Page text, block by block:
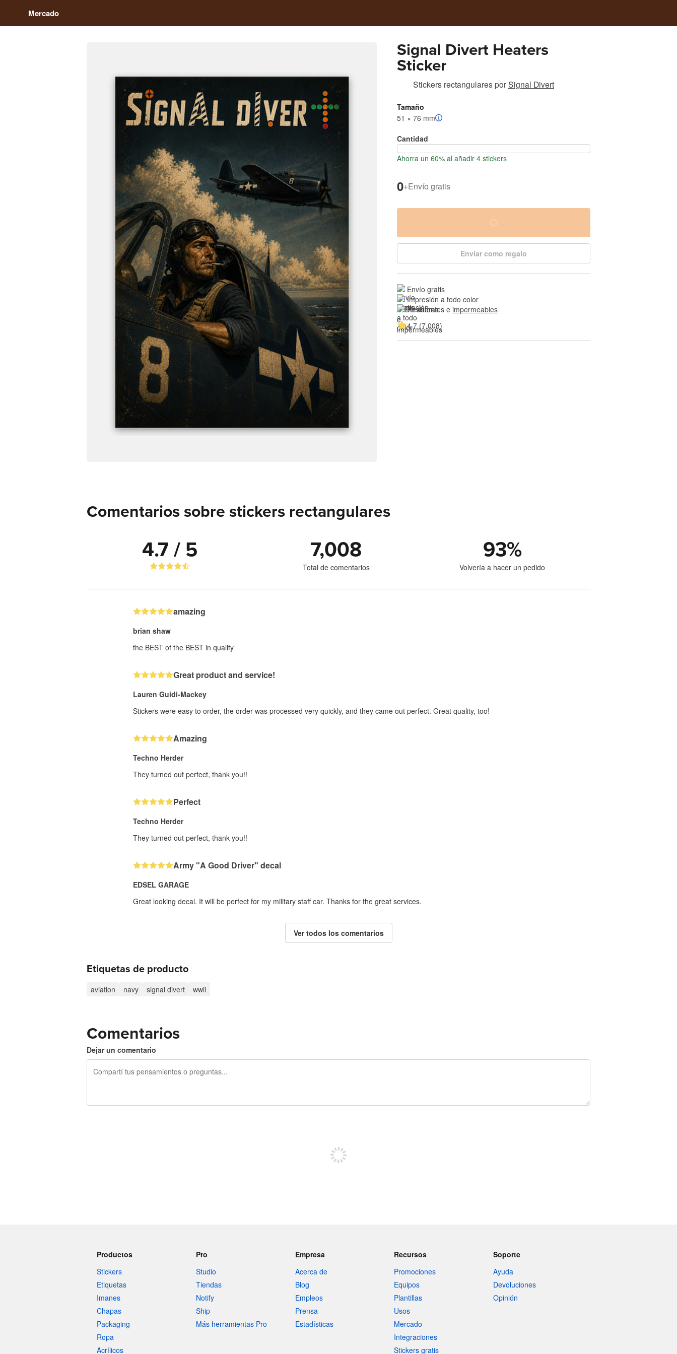
Mercado
Signal Divert Heaters
Sticker
Stickers rectangularesporSignal Divert
Tamaño
51 × 76 mm
Cantidad
Ahorra un 60% al añadir 4 stickers
0+Envío gratis
Enviar como regalo
Envío gratis
Impresión a todo color
Resistentes e impermeables
4.7 (7,008)
Comentarios sobre stickers rectangulares
4.7 / 5 7,008
Total de comentarios
93%
Volvería a hacer un pedido
amazing
brian shaw
the BEST of the BEST in quality
Great product and service!
Lauren Guidi-Mackey
Stickers were easy to order, the order was processed very quickly, and they came out perfect. Great quality, too!
Amazing
Techno Herder
They turned out perfect, thank you!!
Perfect
Techno Herder
They turned out perfect, thank you!!
Army "A Good Driver" decal
EDSEL GARAGE
Great looking decal. It will be perfect for my military staff car. Thanks for the great services.
Ver todos los comentarios
Etiquetas de producto
aviation navy signal divert wwii
Comentarios
Dejar un comentario
Productos
Stickers
Etiquetas
Imanes
Chapas
Packaging
Ropa
Acrílicos
Pro
Studio
Tiendas
Notify
Ship
Más herramientas Pro
Empresa
Acerca de
Blog
Empleos
Prensa
Estadísticas
Recursos
Promociones
Equipos
Plantillas
Usos
Mercado
Integraciones
Stickers gratis
Soporte
Ayuda
Devoluciones
Opinión